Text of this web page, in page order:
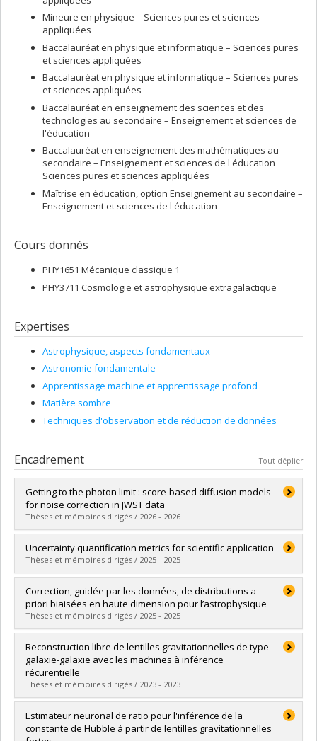
Mineure en physique – Sciences pures et sciences
appliquées
Baccalauréat en physique et informatique – Sciences pures
et sciences appliquées
Baccalauréat en physique et informatique – Sciences pures
et sciences appliquées
Baccalauréat en enseignement des sciences et des
technologies au secondaire – Enseignement et sciences de
l'éducation
Baccalauréat en enseignement des mathématiques au
secondaire – Enseignement et sciences de l'éducation
Sciences pures et sciences appliquées
Maîtrise en éducation, option Enseignement au secondaire –
Enseignement et sciences de l'éducation
Cours donnés
PHY1651 Mécanique classique 1
PHY3711 Cosmologie et astrophysique extragalactique
Expertises
Astrophysique, aspects fondamentaux
Astronomie fondamentale
Apprentissage machine et apprentissage profond
Matière sombre
Techniques d'observation et de réduction de données
Encadrement Tout déplier
Getting to the photon limit : score-based diffusion models
for noise correction in JWST data
Thèses et mémoires dirigés / 2026 - 2026
Diplômé(e) :Salhi, Salma
Cycle : Maîtrise
Diplôme obtenu :M. Sc.
Lien vers le document dans Papyrus
Uncertainty quantification metrics for scientific application
Thèses et mémoires dirigés / 2025 - 2025
Diplômé(e) :Sharief, Sammy
Cycle :Maîtrise
Diplôme obtenu :M. Sc.
Lien vers le document dans Papyrus
Correction, guidée par les données, de distributions a
priori biaisées en haute dimension pour l’astrophysique
Thèses et mémoires dirigés / 2025 - 2025
Diplômé(e) :Barco, Gabriel Missael
Cycle :Maîtrise
Diplôme obtenu :
Lien vers le document dans Papyrus
Reconstruction libre de lentilles gravitationnelles de type
galaxie-galaxie avec les machines à inférence
récurentielle
Thèses et mémoires dirigés / 2023 - 2023
Diplômé(e) :Adam, Alexandre
Cycle :Maîtrise
Estimateur neuronal de ratio pour l'inférence de la
constante de Hubble à partir de lentilles gravitationnelles